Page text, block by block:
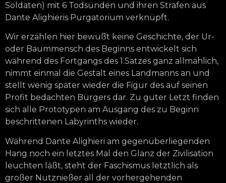
Soldaten) mit 6 Todsünden und ihren Strafen aus
Dante Alighieris Purgatorium verknüpft.
Wir erzählen hier bewußt keine Geschichte, der Ur-
oder Baummensch des Beginns entwickelt sich
während des Fortgangs des 1.Satzes ganz allmählich,
nimmt einmal die Gestalt eines Landmanns an und
stellt wenig später wieder die Figur des auf seinen
Profit bedachten Bürgers dar. Zu guter Letzt finden
sich alle Prototypen am Ausgang des zu Beginn
beschrittenen Labyrinths wieder.
Während Dante Alighieri am gegenüberliegenden
Hang noch ein letztes Mal den Glanz der Zivilisation
leuchten läßt, steht der Faschismus letztlich als
großer Nutznießer all der vorhergehenden